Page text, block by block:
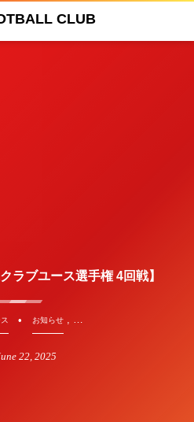
CLUB
ラブユース選手権 4回戦】
お知らせ, …
22 ,2025